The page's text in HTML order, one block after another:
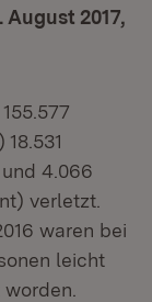
2017,
4.066
verletzt.
waren bei
leicht